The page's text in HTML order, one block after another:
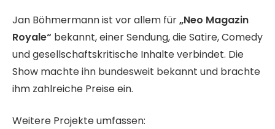
Jan Böhmermann ist vor allem für„Neo Magazin
Royale“ bekannt, einer Sendung, die Satire, Comedy
und gesellschaftskritische Inhalte verbindet. Die
Show machte ihn bundesweit bekannt und brachte
ihm zahlreiche Preise ein.
Weitere Projekte umfassen: